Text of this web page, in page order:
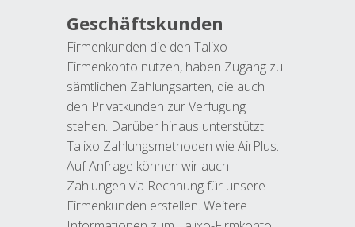
Geschäftskunden
Firmenkunden die den Talixo-
Firmenkonto nutzen, haben Zugang zu
sämtlichen Zahlungsarten, die auch
den Privatkunden zur Verfügung
stehen. Darüber hinaus unterstützt
Talixo Zahlungsmethoden wie AirPlus.
Auf Anfrage können wir auch
Zahlungen via Rechnung für unsere
Firmenkunden erstellen. Weitere